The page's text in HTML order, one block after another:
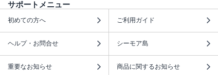
サポートメニュー
初めての方へ ご利用ガイド
ヘルプ・お問合せ シーモア島
重要なお知らせ 商品に関するお知らせ